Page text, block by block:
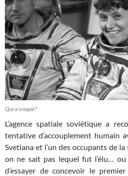
Qui a craqué?
L’agence spatiale soviétique a
tentative d’accouplement humain
Svetlana et l’un des occupants de
on ne sait pas lequel fut l’élu…
d’essayer de concevoir le